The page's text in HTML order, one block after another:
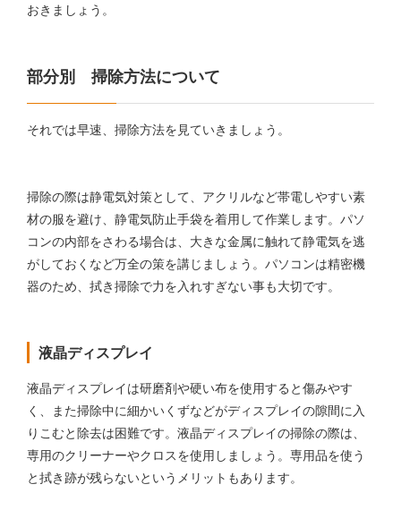
おきましょう。
部分別 掃除方法について
それでは早速、掃除方法を見ていきましょう。
掃除の際は静電気対策として、アクリルなど帯電しやすい素
材の服を避け、静電気防止手袋を着用して作業します。パソ
コンの内部をさわる場合は、大きな金属に触れて静電気を逃
がしておくなど万全の策を講じましょう。パソコンは精密機
器のため、拭き掃除で力を入れすぎない事も大切です。
液晶ディスプレイ
液晶ディスプレイは研磨剤や硬い布を使用すると傷みやす
く、また掃除中に細かいくずなどがディスプレイの隙間に入
りこむと除去は困難です。液晶ディスプレイの掃除の際は、
専用のクリーナーやクロスを使用しましょう。専用品を使う
と拭き跡が残らないというメリットもあります。